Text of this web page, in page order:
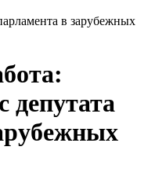
в зарубежных
депутата